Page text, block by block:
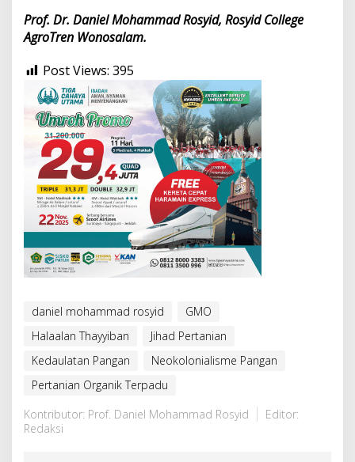
Prof. Dr. Daniel Mohammad Rosyid, Rosyid College
AgroTren Wonosalam.
Post Views: 395
daniel mohammad rosyid
GMO
Halaalan Thayyiban
Jihad Pertanian
Kedaulatan Pangan
Neokolonialisme Pangan
Pertanian Organik Terpadu
Kontributor: Prof. Daniel Mohammad Rosyid
Editor:
Redaksi